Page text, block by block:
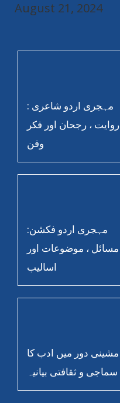
August 21, 2024
مہجری اردو شاعری :
روایت ، رجحان اور فکر
وفن
مہجری اردو فکشن:
مسائل ، موضوعات اور
اسالیب
مشینی دور میں ادب کا
سماجی و ثقافتی بیانیہ